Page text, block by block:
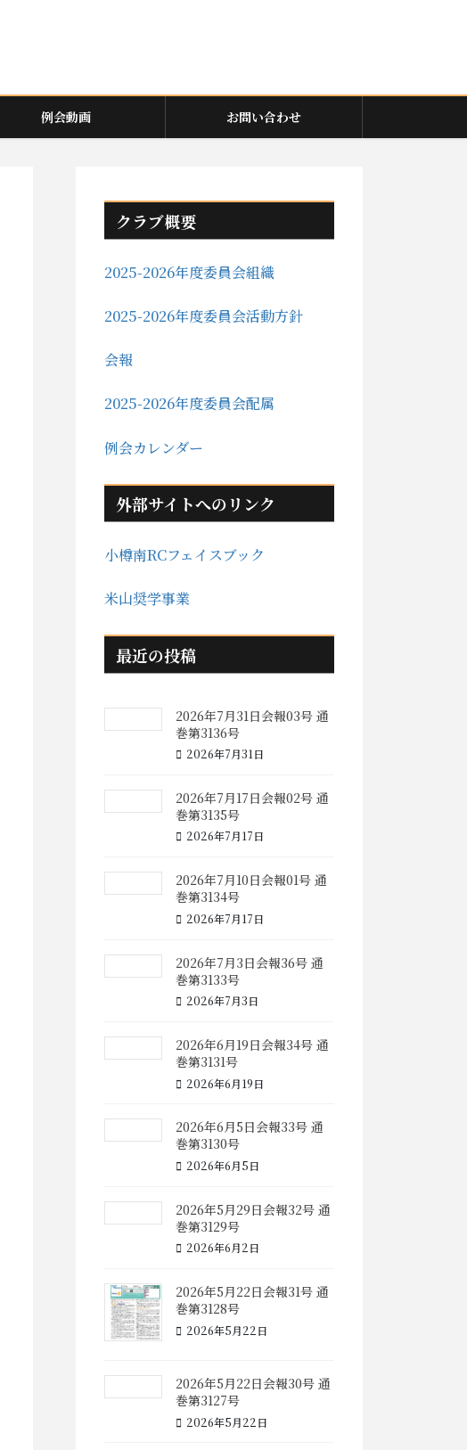
例会動画 お問い合わせ
クラブ概要
2025-2026年度委員会組織
2025-2026年度委員会活動方針
会報
2025-2026年度委員会配属
例会カレンダー
外部サイトへのリンク
小樽南RCフェイスブック
米山奨学事業
最近の投稿
2026年7月31日会報03号 通
巻第3136号
2026年7月31日
2026年7月17日会報02号 通
巻第3135号
2026年7月17日
2026年7月10日会報01号 通
巻第3134号
2026年7月17日
2026年7月3日会報36号 通
巻第3133号
2026年7月3日
2026年6月19日会報34号 通
巻第3131号
2026年6月19日
2026年6月5日会報33号 通
巻第3130号
2026年6月5日
2026年5月29日会報32号 通
巻第3129号
2026年6月2日
2026年5月22日会報31号 通
巻第3128号
2026年5月22日
2026年5月22日会報30号 通
巻第3127号
2026年5月22日